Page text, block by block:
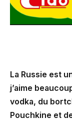
La Russie est
j’aime
vodka, du
Pouchkine et